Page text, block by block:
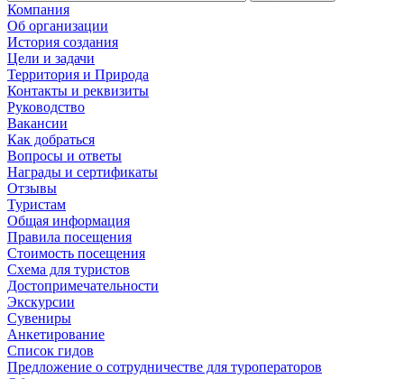
Компания
Об организации
История создания
Цели и задачи
Территория и Природа
Контакты и реквизиты
Руководство
Вакансии
Как добраться
Вопросы и ответы
Награды и сертификаты
Отзывы
Туристам
Общая информация
Правила посещения
Стоимость посещения
Схема для туристов
Достопримечательности
Экскурсии
Сувениры
Анкетирование
Список гидов
Предложение о сотрудничестве для туроператоров